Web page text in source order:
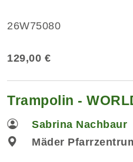
26W75080
129,00 €
Trampolin -
Sabrina Nachbaur
Mäder